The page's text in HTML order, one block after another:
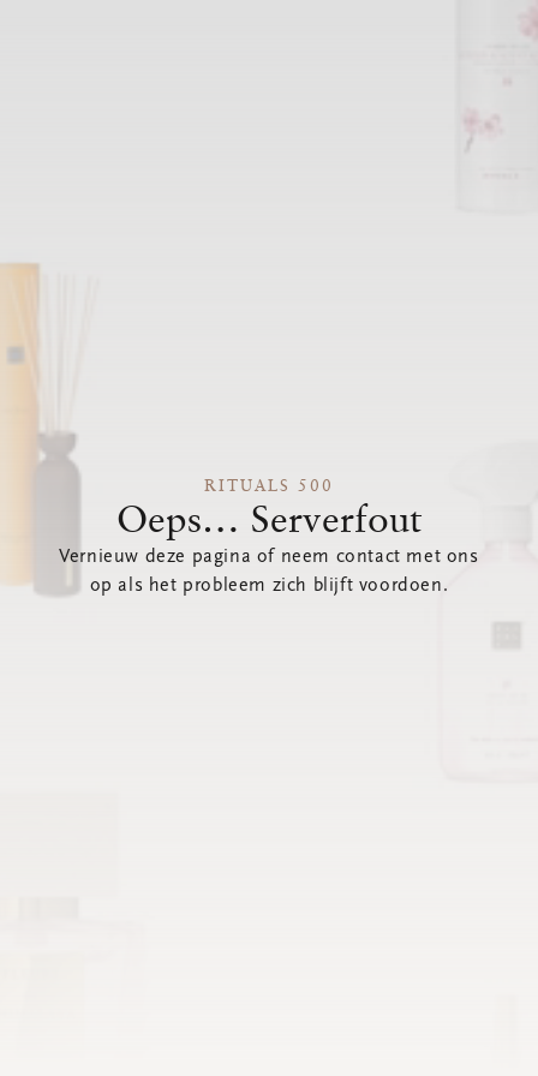
RITUALS 500
Oeps… Serverfout
Vernieuw deze pagina of neem contact met ons
op als het probleem zich blijft voordoen.